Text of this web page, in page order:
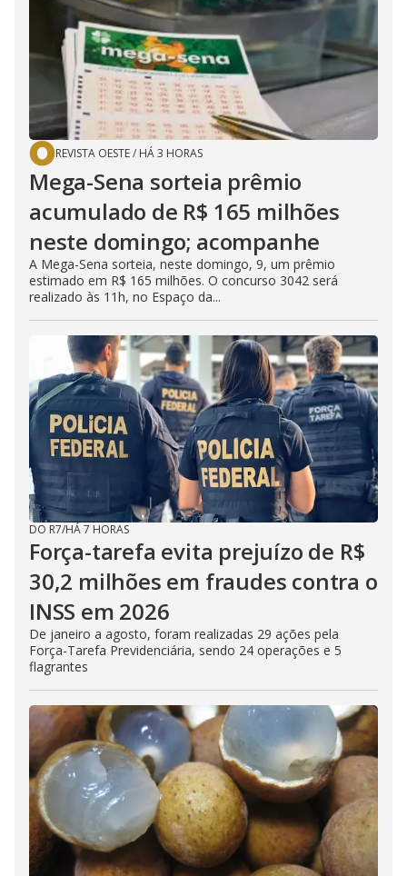
REVISTA OESTE/ HÁ 3 HORAS
Mega-Sena sorteia prêmio
acumulado de R$ 165 milhões
neste domingo; acompanhe
A Mega-Sena sorteia, neste domingo, 9, um prêmio
estimado em R$ 165 milhões. O concurso 3042 será
realizado às 11h, no Espaço da...
DO R7/HÁ 7 HORAS
Força-tarefa evita prejuízo de R$
30,2 milhões em fraudes contra o
INSS em 2026
De janeiro a agosto, foram realizadas 29 ações pela
Força-Tarefa Previdenciária, sendo 24 operações e 5
flagrantes